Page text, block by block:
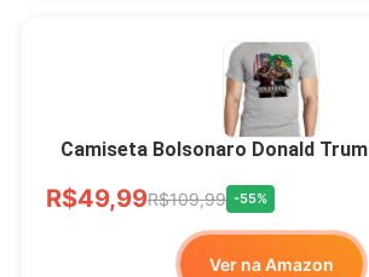
Camiseta Bolsonaro Donald
R$49,99R$109,99 -55%
Ver na Amazon